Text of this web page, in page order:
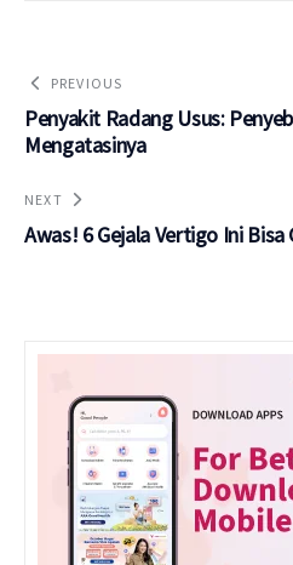
PREVIOUS
Penyakit Radang Usus:
Mengatasinya
NEXT
Awas! 6 Gejala Vertigo Ini